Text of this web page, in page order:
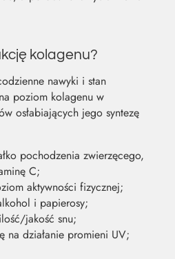
kolagenu?
nawyki i stan
poziom kolagenu w
osłabiających jego syntezę
pochodzenia zwierzęcego,
C;
aktywności fizycznej;
i papierosy;
jakość snu;
na działanie promieni UV;